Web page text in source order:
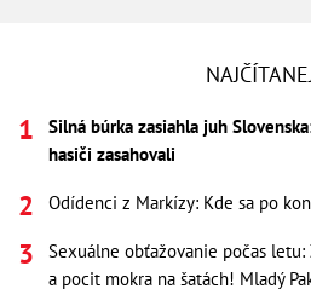
Silná búrka zasiahla juh
hasiči zasahovali
Odídenci z Markízy: Kde sa po
Sexuálne obťažovanie počas
a pocit mokra na šatách! Mladý